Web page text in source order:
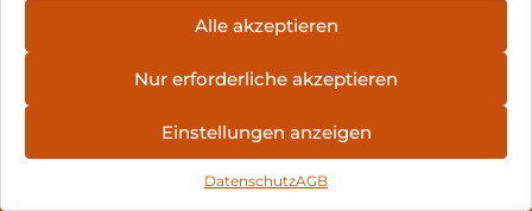
Alle akzeptieren
Nur erforderliche akzeptieren
Einstellungen anzeigen
DatenschutzAGB
Hinweis zur Batterieentsorgung
Newsletter
, Brodos AG – All Rights Reserved.